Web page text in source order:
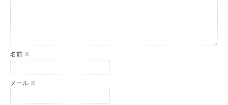
名前 ※
メール ※